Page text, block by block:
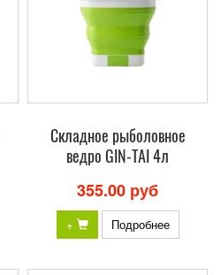
Складное рыболовное
ведро GIN-TAI 4л
355.00 руб
+ Подробнее